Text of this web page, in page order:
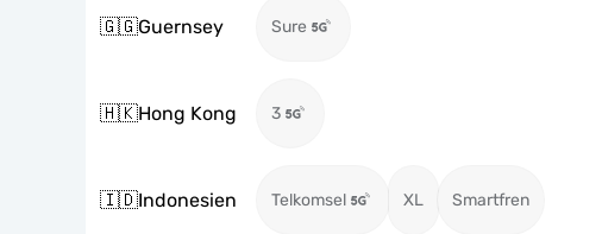
🇬🇬Guernsey Sure
🇭🇰Hong Kong 3
🇮🇩Indonesien Telkomsel XL Smartfren